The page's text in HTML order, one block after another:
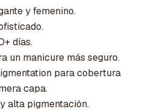
y femenino.
días.
un manicure más seguro.
para cobertura
capa.
alta pigmentación.